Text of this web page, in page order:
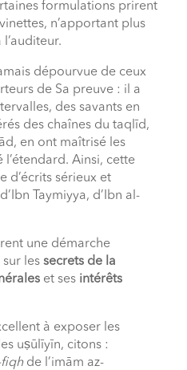
formulations prirent
n’apportant plus
dépourvue de ceux
de Sa preuve : il a
des savants en
des chaînes du taqlīd,
en ont maîtrisé les
Ainsi, cette
d’écrits sérieux et
Taymiyya, d’Ibn al-
une démarche
sur lessecrets de la
et ses intérêts
à exposer les
uṣūlīyīn, citons :
de l’imām az-